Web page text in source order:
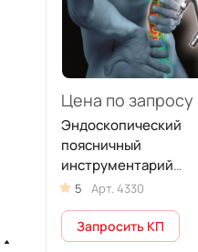
Цена по запросу
Эндоскопический
поясничный
инструментарий
Vertebris
5 Арт. 4330
Запросить КП